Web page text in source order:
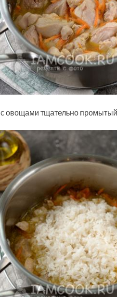
овощами тщательно промытый